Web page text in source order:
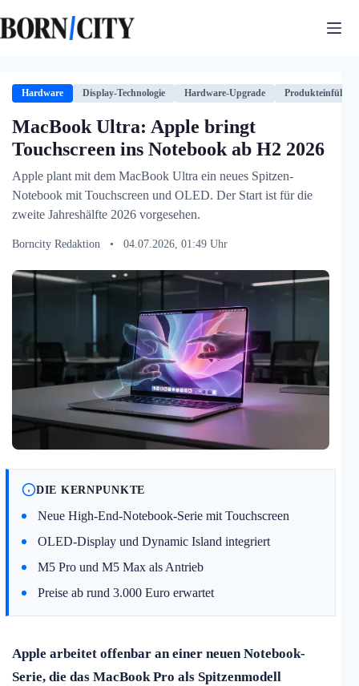
Inhalt
springen
Hardware Display-Technologie Hardware-Upgrade
MacBook Ultra: Apple bringt
Touchscreen ins Notebook ab H2 2026
Apple plant mit dem MacBook Ultra ein neues Spitzen-
Notebook mit Touchscreen und OLED. Der Start ist für die
zweite Jahreshälfte 2026 vorgesehen.
Borncity Redaktion • 04.07.2026, 01:49 Uhr
DIE KERNPUNKTE
Neue High-End-Notebook-Serie mit Touchscreen
OLED-Display und Dynamic Island integriert
M5 Pro und M5 Max als Antrieb
Preise ab rund 3.000 Euro erwartet
Apple arbeitet offenbar an einer neuen Notebook-
Serie, die das MacBook Pro als Spitzenmodell